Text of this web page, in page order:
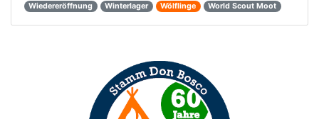
Wiedereröffnung
Winterlager Wölflinge World Scout Moot